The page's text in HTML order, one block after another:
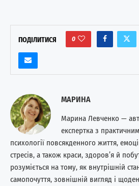
ПОДІЛИТИСЯ 0
МАРИНА
Марина Левченко —
експертка з
психології повсякденного життя,
стресів, а також краси, здоров’я й
розуміється на тому, як внутрішній
самопочуття, зовнішній вигляд і